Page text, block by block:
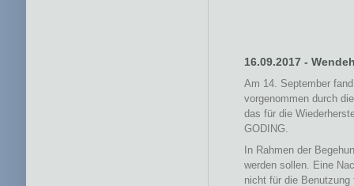
16.09.2017 -
Am 14. September
vorgenommen durch
das für die
GODING.
In Rahmen der
werden sollen. Eine
nicht für die